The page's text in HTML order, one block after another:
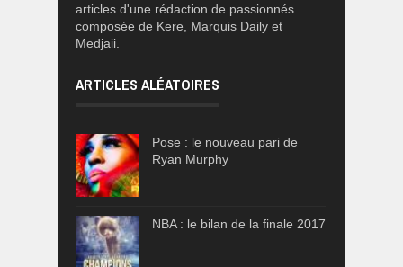
articles d'une rédaction de passionnés
composée de Kere, Marquis Daily et
Medjaii.
ARTICLES ALÉATOIRES
Pose : le nouveau pari de
Ryan Murphy
NBA : le bilan de la finale 2017